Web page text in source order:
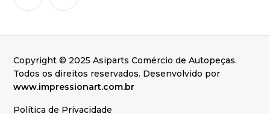
Copyright © 2025 Asiparts Comércio de Autopeças.
Todos os direitos reservados. Desenvolvido por
www.impressionart.com.br
Política de Privacidade